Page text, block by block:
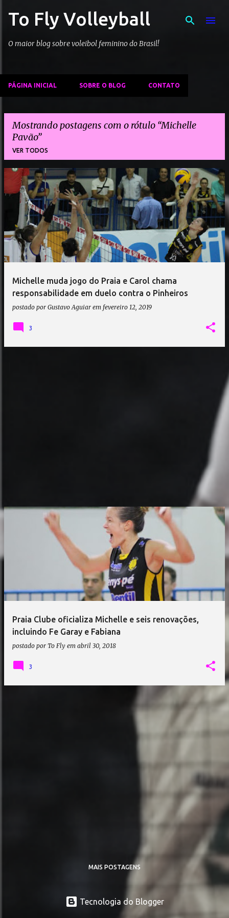
Pular para o conteúdo principal
To Fly Volleyball
O maior blog sobre voleibol feminino do Brasil!
PÁGINA INICIAL SOBRE O BLOG CONTATO
Mostrando postagens com o rótulo Michelle
Pavão
VER TODOS
o
t
a
g
Michelle muda jogo do Praia e Carol chama
responsabilidade em duelo contra o Pinheiros
postado por Gustavo Aguiar em fevereiro 12, 2019
3
Praia Clube oficializa Michelle e seis renovações,
incluindo Fe Garay e Fabiana
postado por To Fly em abril 30, 2018
3
MAIS POSTAGENS
Tecnologia do Blogger